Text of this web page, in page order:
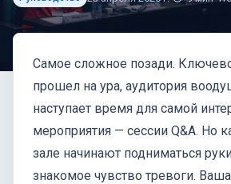
Самое сложное позади.
прошел на ура, аудитория
наступает время для самой
мероприятия — сессии Q&A. Но
зале начинают подниматься
знакомое чувство тревоги.